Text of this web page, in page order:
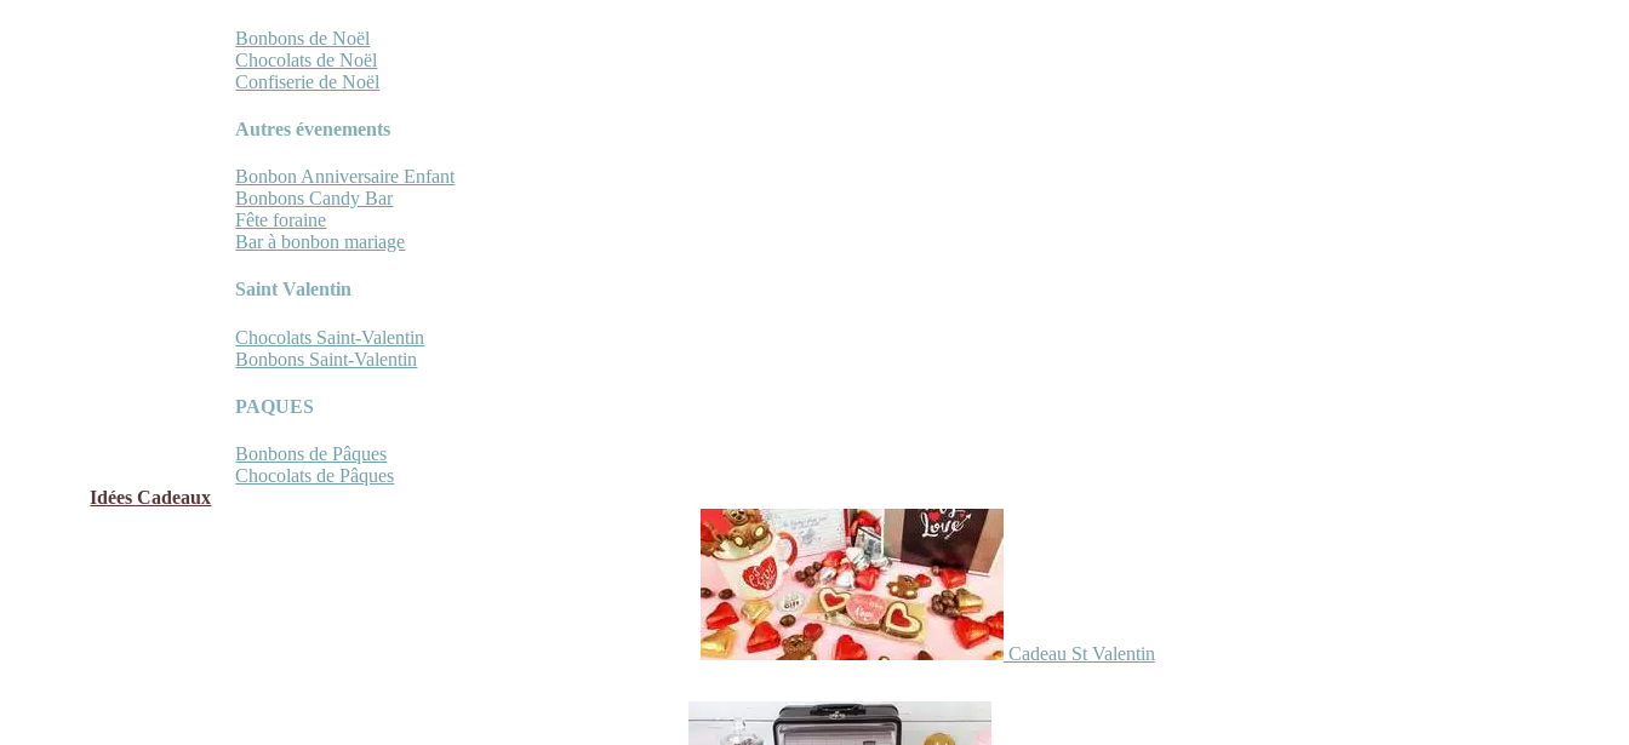
Bonbons de Noël
Chocolats de Noël
Confiserie de Noël
Autres évenements
Bonbon Anniversaire Enfant
Bonbons Candy Bar
Fête foraine
Bar à bonbon mariage
Saint Valentin
Chocolats Saint-Valentin
Bonbons Saint-Valentin
PAQUES
Bonbons de Pâques
Chocolats de Pâques
Idées Cadeaux
Cadeau St Valentin